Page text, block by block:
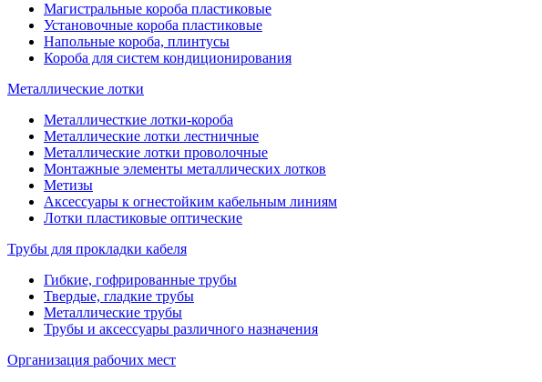
Магистральные короба пластиковые
Установочные короба пластиковые
Напольные короба, плинтусы
Короба для систем кондиционирования
Металлические лотки
Металличесткие лотки-короба
Металлические лотки лестничные
Металлические лотки проволочные
Монтажные элементы металлических лотков
Метизы
Аксессуары к огнестойким кабельным линиям
Лотки пластиковые оптические
Трубы для прокладки кабеля
Гибкие, гофрированные трубы
Твердые, гладкие трубы
Металлические трубы
Трубы и аксессуары различного назначения
Организация рабочих мест